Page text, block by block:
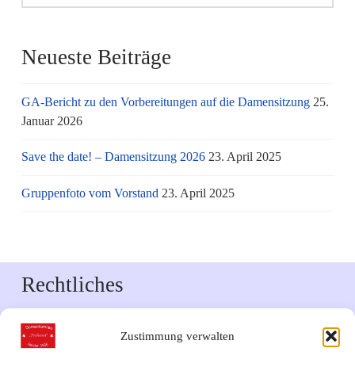
Zustimmung verwalten
Neueste Beiträge
GA-Bericht zu den Vorbereitungen auf die Damensitzung 25.
Januar 2026
Save the date! – Damensitzung 2026 23. April 2025
Gruppenfoto vom Vorstand 23. April 2025
Rechtliches
Impressum
Datenschutzerklärung